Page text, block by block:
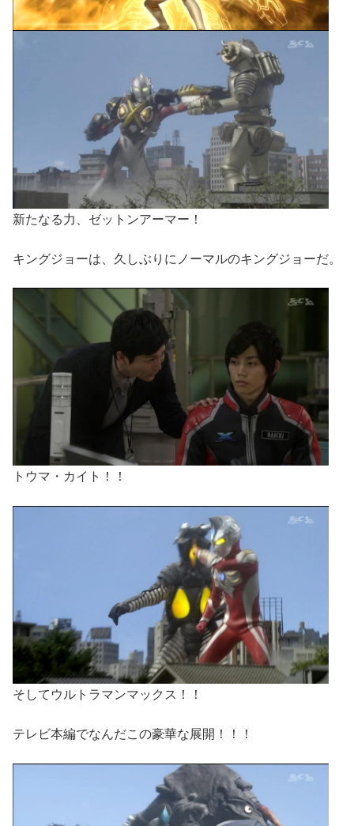
新たなる力、ゼットンアーマー！
キングジョーは、久しぶりにノーマルのキングジョーだ。
トウマ・カイト！！
そしてウルトラマンマックス！！
テレビ本編でなんだこの豪華な展開！！！